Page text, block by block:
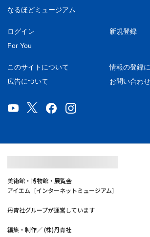
なるほどミュージアム
ログイン
新規登録
For You
このサイトについて
情報の登録
広告について
お問い合わせ
美術館・博物館・展覧会
アイエム［インターネットミュージアム］
丹青社グループが運営しています
編集・制作／ (株)丹青社